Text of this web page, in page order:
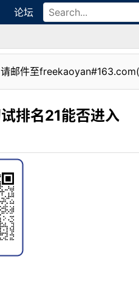
论坛
邮件至
排名21能否进入